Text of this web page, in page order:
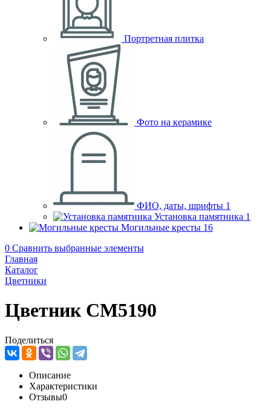
Портретная плитка
Фото на керамике
ФИО, даты, шрифты 1
Установка памятника 1
Могильные кресты 16
0 Сравнить выбранные элементы
Главная
Каталог
Цветники
Цветник CM5190
Поделиться
Описание
Характеристики
Отзывы0